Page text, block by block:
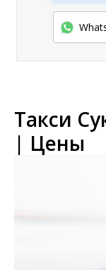
Такси
| Цены